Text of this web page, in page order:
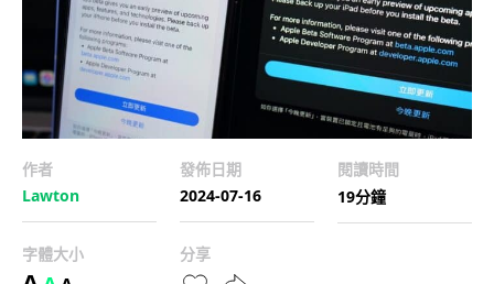
作者
Lawton
發佈日期
2024-07-16
閱讀時間
19分鐘
字體大小 分享